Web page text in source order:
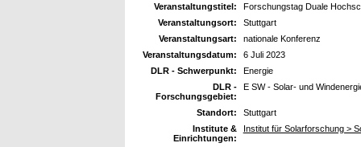
Veranstaltungstitel:
Forschungstag Duale
Veranstaltungsort:
Stuttgart
Veranstaltungsart:
nationale Konferenz
Veranstaltungsdatum:
6 Juli 2023
DLR - Schwerpunkt:
Energie
DLR -
Forschungsgebiet:
E SW - Solar- und
Standort:
Stuttgart
Institute &
Einrichtungen:
Institut für Solarforschung >